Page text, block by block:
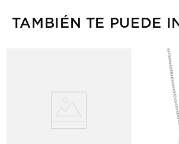
TAMBIÉN TE PUEDE